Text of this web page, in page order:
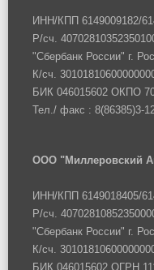
ИНН/КПП 6149009182/
Р/сч.
"Сбербанк России" г.
К/сч.
БИК 046015602 ОКПО
Тел./ факс : 8(86385)3-
ООО "Миллеровский
ИНН/КПП 6149018405/
Р/сч.
"Сбербанк России" г.
К/сч.
БИК 046015602 ОГРН